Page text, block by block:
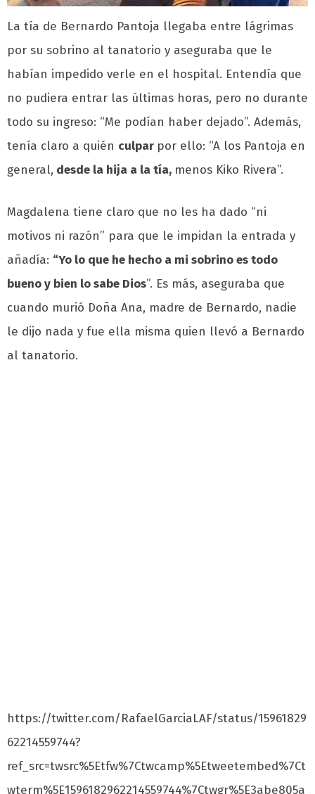
La tía de Bernardo Pantoja llegaba entre lágrimas
por su sobrino al tanatorio y aseguraba que le
habían impedido verle en el hospital. Entendía que
no pudiera entrar las últimas horas, pero no durante
todo su ingreso: “Me podían haber dejado”. Además,
tenía claro a quién culpar por ello: “A los Pantoja en
general, desde la hija a la tía, menos Kiko Rivera”.
Magdalena tiene claro que no les ha dado “ni
motivos ni razón” para que le impidan la entrada y
añadía: “Yo lo que he hecho a mi sobrino es todo
bueno y bien lo sabe Dios”. Es más, aseguraba que
cuando murió Doña Ana, madre de Bernardo, nadie
le dijo nada y fue ella misma quien llevó a Bernardo
al tanatorio.
https://twitter.com/RafaelGarciaLAF/status/15961829
62214559744?
ref_src=twsrc%5Etfw%7Ctwcamp%5Etweetembed%7Ct
wterm%5E1596182962214559744%7Ctwgr%5E3abe805a